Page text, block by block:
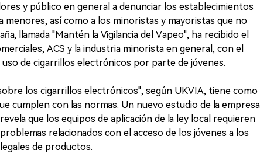
y público en general a denunciar los establecimientos
así como a los minoristas y mayoristas que no
llamada "Mantén la Vigilancia del Vapeo", ha recibido el
ACS y la industria minorista en general, con el
de cigarrillos electrónicos por parte de jóvenes.
los cigarrillos electrónicos", según UKVIA, tiene como
cumplen con las normas. Un nuevo estudio de la empresa
que los equipos de aplicación de la ley local requieren
relacionados con el acceso de los jóvenes a los
de productos.